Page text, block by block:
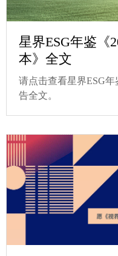
星界ESG年鉴《
本》全文
请点击查看星界ESG
告全文。